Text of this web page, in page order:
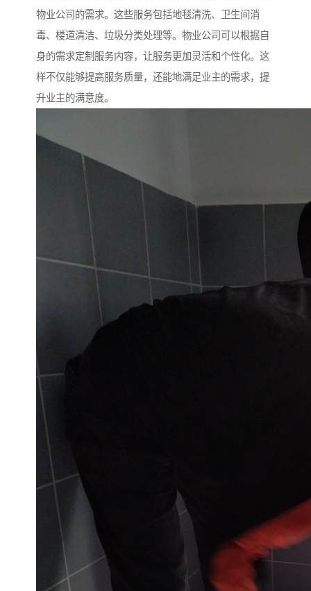
物业公司的需求。这些服务包括地毯清洗、卫生间消
毒、楼道清洁、垃圾分类处理等。物业公司可以根据自
身的需求定制服务内容，让服务更加灵活和个性化。这
样不仅能够提高服务质量，还能地满足业主的需求，提
升业主的满意度。